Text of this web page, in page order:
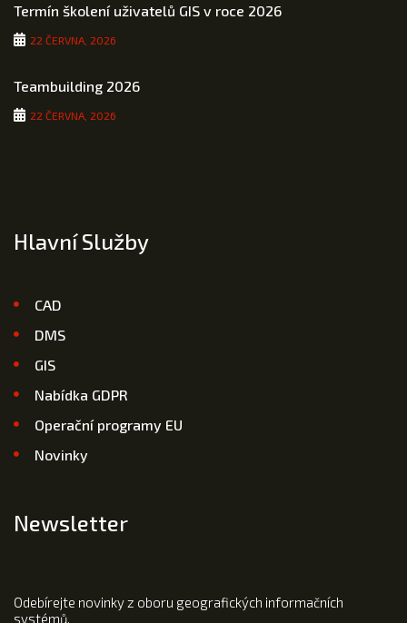
Termín školení uživatelů GIS v roce 2026
22 ČERVNA, 2026
Teambuilding 2026
22 ČERVNA, 2026
Hlavní Služby
CAD
DMS
GIS
Nabídka GDPR
Operační programy EU
Novinky
Newsletter
Odebírejte novinky z oboru geografických informačních
systémů.